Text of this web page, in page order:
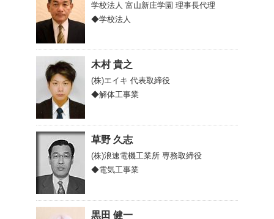
学校法人 富山新庄学園 理事長代理
◆学校法人
木村 貴之
(株)エイキ 代表取締役
◆解体工事業
草野 久志
(株)浪速電機工業所 専務取締役
◆電気工事業
黒田 健一